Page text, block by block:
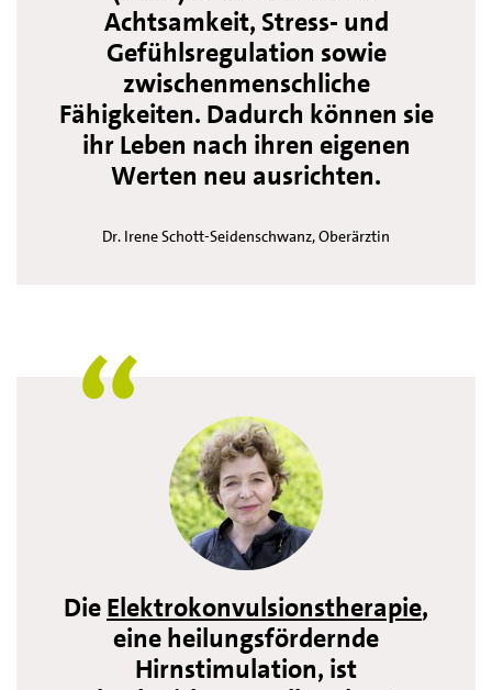
Achtsamkeit, Stress- und
Gefühlsregulation sowie
zwischenmenschliche
Fähigkeiten. Dadurch können sie
ihr Leben nach ihren eigenen
Werten neu ausrichten.
Dr. Irene Schott-Seidenschwanz, Oberärztin
DieElektrokonvulsionstherapie,
eine heilungsfördernde
Hirnstimulation, ist